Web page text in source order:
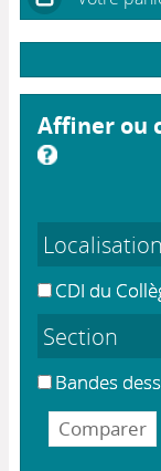
affiner ou
Localisation
CDI du
Section
Bandes